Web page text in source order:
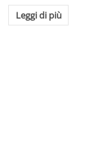
Leggi di più